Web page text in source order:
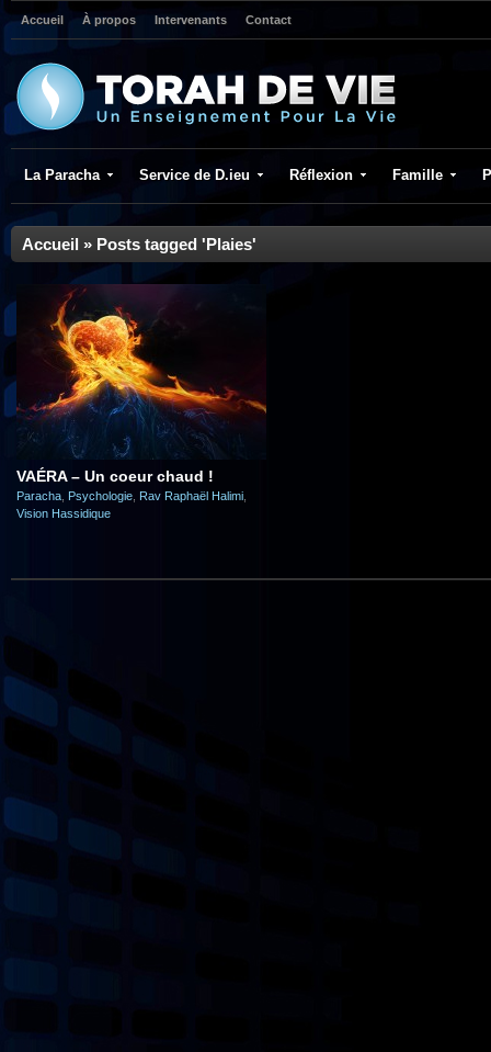
Accueil À propos Intervenants Contact
La Paracha Service de D.ieu Réflexion Famille
Accueil » Posts tagged 'Plaies'
VAÉRA – Un coeur chaud !
Paracha Psychologie Rav Raphaël Halimi
Vision Hassidique